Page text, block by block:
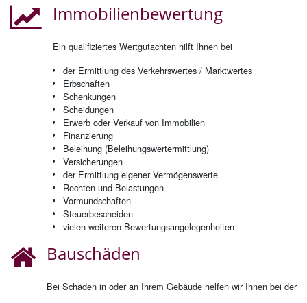
Im­mo­bi­li­en­be­wer­tung
Ein qualifiziertes Wertgutachten hilft Ihnen bei
der Er­mitt­lung des Ver­kehrs­wer­tes / Markt­wer­tes
Erb­schaf­ten
Schen­kun­gen
Schei­dun­gen
Er­werb oder Ver­kauf von Im­mo­bi­li­en
Fi­nan­zie­rung
Be­lei­hung (Be­lei­hungs­wert­er­mitt­lung)
Ver­si­che­run­gen
der Er­mitt­lung ei­ge­ner Ver­mö­gens­wer­te
Rech­ten und Be­las­tun­gen
Vor­mund­schaf­ten
Steu­er­be­schei­den
vie­len wei­te­ren Be­wer­tungs­an­ge­le­gen­hei­ten
Bau­schä­den
Bei Schäden in oder an Ihrem Gebäude helfen wir Ihnen bei der